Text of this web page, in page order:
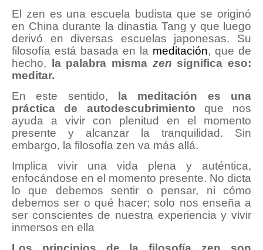
El zen es una escuela budista que se originó
en China durante la dinastía Tang y que luego
derivó en diversas escuelas japonesas. Su
filosofía está basada en la meditación, que de
hecho,
la palabra misma zen significa eso:
meditar.
En este sentido,
la meditación es una
práctica de autodescubrimiento que nos
ayuda a vivir con plenitud en el momento
presente y alcanzar la tranquilidad. Sin
embargo, la filosofía zen va más allá.
Implica vivir una vida plena y auténtica,
enfocándose en el momento presente. No dicta
lo que debemos sentir o pensar, ni cómo
debemos ser o qué hacer; solo nos enseña a
ser conscientes de nuestra experiencia y vivir
inmersos en ella